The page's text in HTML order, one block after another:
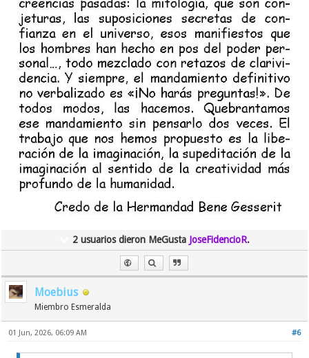
2 usuarios dieron MeGusta JoseFidencioR.
Moebius
Miembro Esmeralda
#6
01 Jun, 2026, 06:09 AM